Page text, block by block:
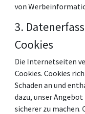
von
3.
Cookies
Die Internetseiten
Cookies. Cookies
Schaden an und
dazu, unser
sicherer zu machen.